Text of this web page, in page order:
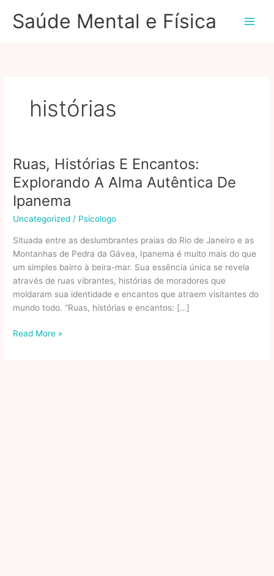
paraSaúde Mental e Física
histórias
Ruas, Histórias E Encantos:
Explorando A Alma Autêntica De
Ipanema
Uncategorized / Psicologo
Situada entre as deslumbrantes praias do Rio de Janeiro e as
Montanhas de Pedra da Gávea, Ipanema é muito mais do que
um simples bairro à beira-mar. Sua essência única se revela
através de ruas vibrantes, histórias de moradores que
moldaram sua identidade e encantos que atraem visitantes do
mundo todo. “Ruas, histórias e encantos: […]
Ruas,
Read More »